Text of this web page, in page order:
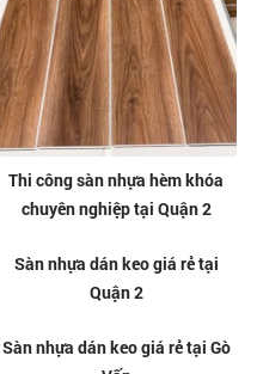
Sàn nhựa hèm khóa chất lượng
tại Gò Vấp
tại Tân Bình